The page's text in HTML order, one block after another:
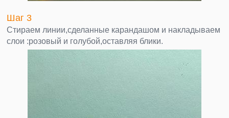
Шаг 3
Стираем линии,сделанные карандашом и накладываем
слои :розовый и голубой,оставляя блики.